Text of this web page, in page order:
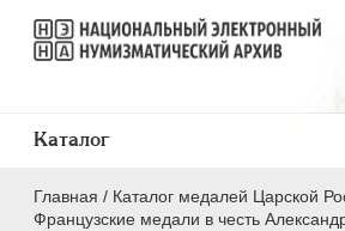
Главная / Каталог медалей Царской
Французские медали в честь
Каталог